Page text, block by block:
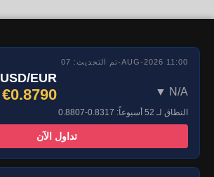
تم التحديث: 07-AUG-2026 11:00
USD/EUR
€0.8790 ▼ N/A
النطاق لـ 52 أسبوعاً: 0.8317-0.8807
تداول الآن